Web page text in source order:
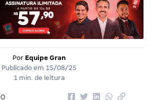
Por Equipe Gran
Publicado em 15/08/25
1 min. de leitura
0